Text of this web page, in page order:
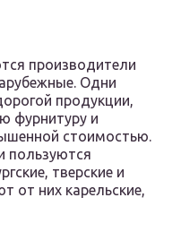
производители
Одни
продукции,
фурнитуру и
стоимостью.
пользуются
тверские и
от них карельские,